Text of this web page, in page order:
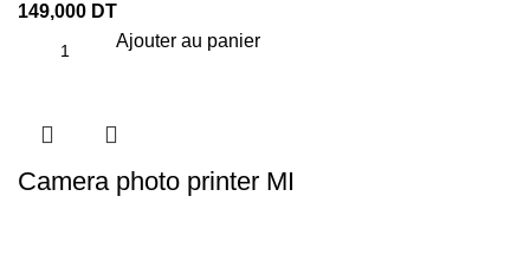
149,000 DT
Ajouter au panier
Camera photo printer MI